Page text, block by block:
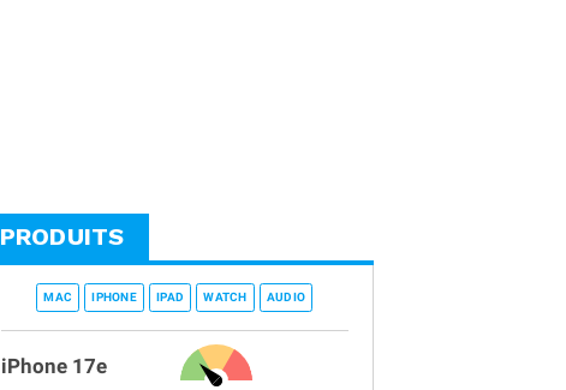
PRODUITS
MAC IPHONE IPAD WATCH AUDIO
iPhone 17e